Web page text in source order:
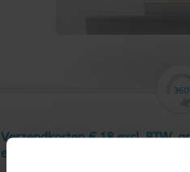
Verzendkosten € 18 excl. BTW,
excl. BTW